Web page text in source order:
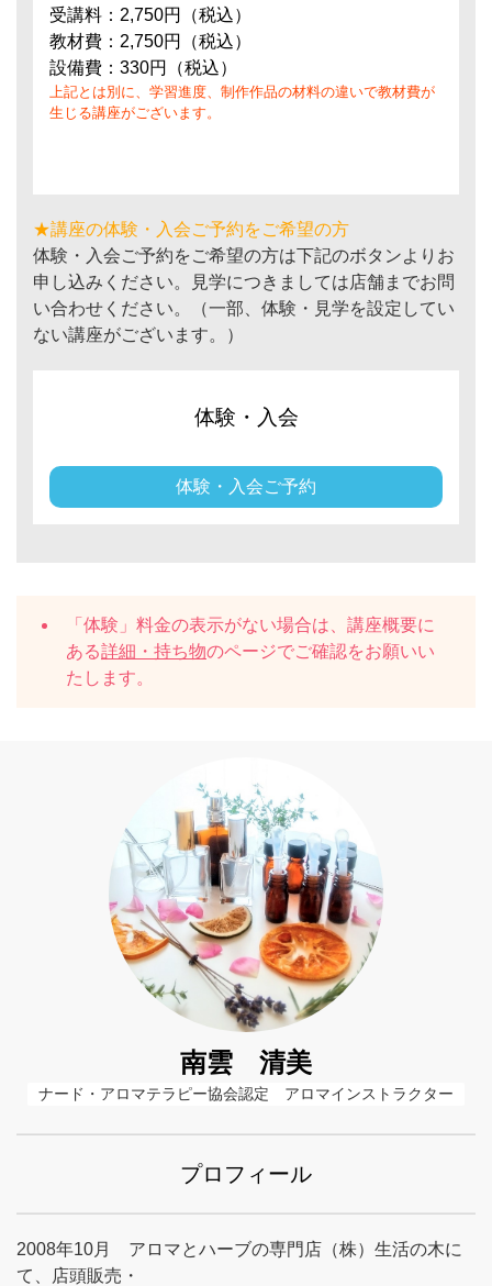
受講料：2,750円（税込）
教材費：2,750円（税込）
設備費：330円（税込）
上記とは別に、学習進度、制作作品の材料の違いで教材費が
生じる講座がございます。
★講座の体験・入会ご予約をご希望の方
体験・入会ご予約をご希望の方は下記のボタンよりお
申し込みください。見学につきましては店舗までお問
い合わせください。（一部、体験・見学を設定してい
ない講座がございます。）
体験・入会
体験・入会ご予約
「体験」料金の表示がない場合は、講座概要に
ある詳細・持ち物のページでご確認をお願いい
たします。
南雲 清美
ナード・アロマテラピー協会認定　アロマインストラクター
プロフィール
2008年10月 アロマとハーブの専門店（株）生活の木に
て、店頭販売・